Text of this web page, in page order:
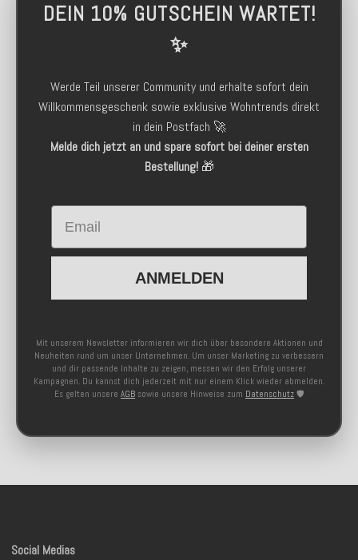
DEIN 10% GUTSCHEIN WARTET!
✨
Werde Teil unserer Community und erhalte sofort dein
Willkommensgeschenk sowie exklusive Wohntrends direkt
in dein Postfach 🚀
Melde dich jetzt an und spare sofort bei deiner ersten
Bestellung!🎁
Email
ANMELDEN
Mit unserem Newsletter informieren wir dich über besondere Aktionen und
Neuheiten rund um unser Unternehmen. Um unser Marketing zu verbessern
und dir passende Inhalte zu zeigen, messen wir den Erfolg unserer
Kampagnen. Du kannst dich jederzeit mit nur einem Klick wieder abmelden.
Es gelten unsere AGB sowie unsere Hinweise zum Datenschutz 🛡️
Social Medias